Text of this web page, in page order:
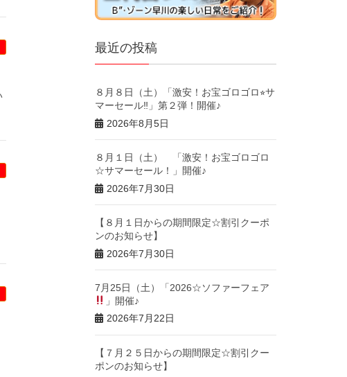
最近の投稿
８月８日（土）「激安！お宝ゴロゴロ⭐︎サ
マーセール‼︎」第２弾！開催♪
2026年8月5日
８月１日（土） 「激安！お宝ゴロゴロ
☆サマーセール！」開催♪
2026年7月30日
【８月１日からの期間限定☆割引クーポ
ンのお知らせ】
2026年7月30日
7月25日（土）「2026☆ソファーフェア
」開催♪
2026年7月22日
【７月２５日からの期間限定☆割引クー
ポンのお知らせ】